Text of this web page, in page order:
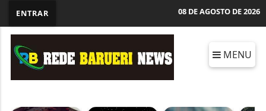
ENTRAR 08 DE AGOSTO DE 2026
MENU